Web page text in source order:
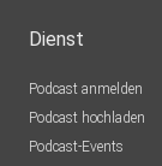
Dienst
Podcast anmelden
Podcast hochladen
Podcast-Events